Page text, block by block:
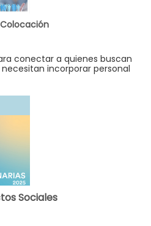
Colocación
conectar a quienes buscan
incorporar personal
Sociales